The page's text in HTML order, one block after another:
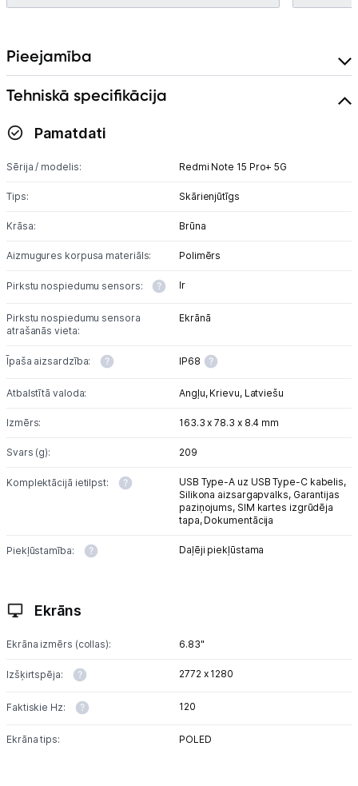
Pieejamība
Tehniskā specifikācija
Pamatdati
Sērija / modelis: Redmi Note 15 Pro+ 5G
Tips: Skārienjūtīgs
Krāsa: Brūna
Aizmugures korpusa materiāls: Polimērs
Pirkstu nospiedumu sensors: Ir
Pirkstu nospiedumu sensora
atrašanās vieta:
Ekrānā
Īpaša aizsardzība: IP68
Atbalstītā valoda: Angļu, Krievu, Latviešu
Izmērs: 163.3 x 78.3 x 8.4 mm
Svars (g): 209
Komplektācijā ietilpst:
USB Type-A uz USB Type-C kabelis,
Silikona aizsargapvalks, Garantijas
paziņojums, SIM kartes izgrūdēja
tapa, Dokumentācija
Piekļūstamība: Daļēji piekļūstama
Ekrāns
Ekrāna izmērs (collas): 6.83"
Izšķirtspēja: 2772 x 1280
Faktiskie Hz: 120
Ekrāna tips: POLED